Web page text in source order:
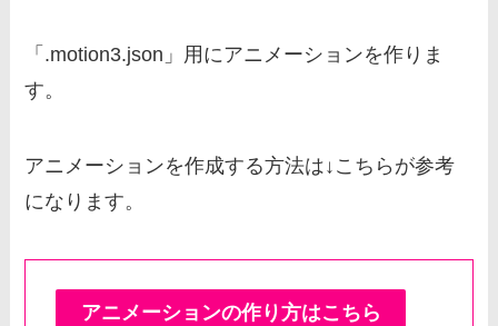
「.motion3.json」用にアニメーションを作りま
す。
アニメーションを作成する方法は↓こちらが参考
になります。
アニメーションの作り方はこちら